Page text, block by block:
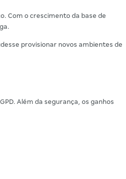
Com o crescimento da base de
provisionar novos ambientes de
Além da segurança, os ganhos